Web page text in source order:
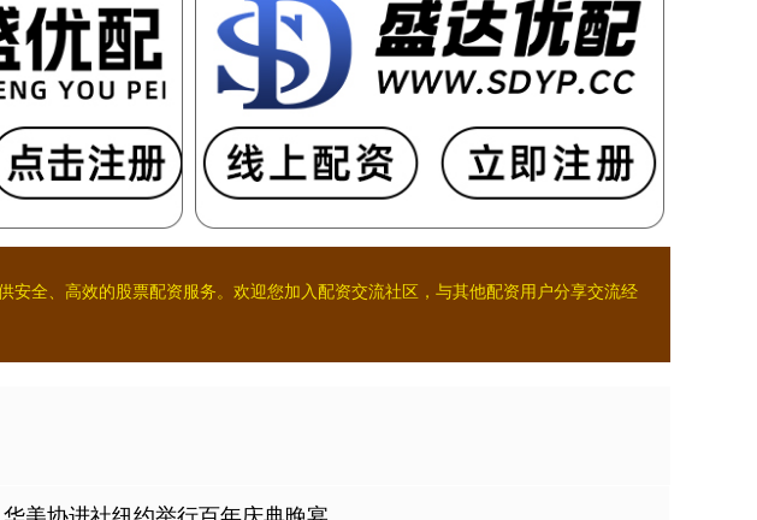
全、高效的股票配资服务。欢迎您加入配资交流社区，与其他配资用户分享交流经